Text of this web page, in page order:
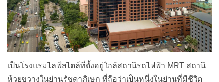
เป็นโรงแรมไลฟ์สไตล์ที่ตั้งอยู่ใกล้สถานีรถไฟฟ้า MRT สถานี
ห้วยขวางในย่านรัชดาภิเษก ที่ถือว่าเป็นหนึ่งในย่านที่มีชีวิต